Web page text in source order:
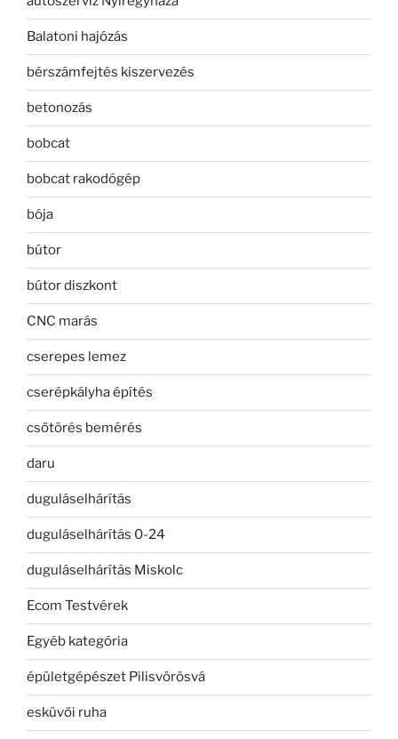
Balatoni hajózás
bérszámfejtés kiszervezés
betonozás
bobcat
bobcat rakodógép
bója
bútor
bútor diszkont
CNC marás
cserepes lemez
cserépkályha építés
csőtörés bemérés
daru
duguláselhárítás
duguláselhárítás 0-24
duguláselhárítás Miskolc
Ecom Testvérek
Egyéb kategória
épületgépészet Pilisvörösvá
esküvői ruha